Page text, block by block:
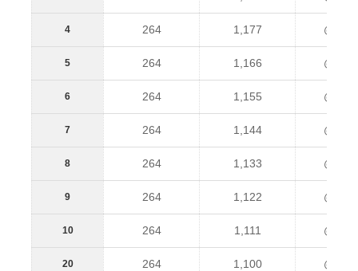
4 264 1,177
5 264 1,166
6 264 1,155
7 264 1,144
8 264 1,133
9 264 1,122
10 264 1,111
20 264 1,100